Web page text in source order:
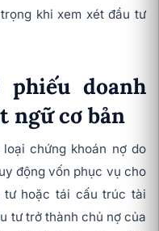
khi xem xét đầu tư
doanh
ngữ cơ bản
chứng khoán nợ do
động vốn phục vụ cho
tư hoặc tái cấu trúc tài
tư trở thành chủ nợ của